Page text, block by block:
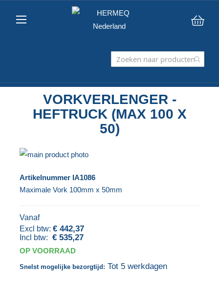
VORKVERLENGER -
HEFTRUCK (MAX 100 X
50)
Ga
het
einde
van
de
afbeeldingen-
gallerij
naar
het
begin
van
de
afbeeldingen-
Artikelnummer IA1086
Maximale Vork 100mm x 50mm
Vanaf
€ 442,37
€ 535,27
OP VOORRAAD
Snelst mogelijke bezorgtijd: Tot 5 werkdagen